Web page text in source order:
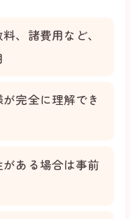
、諸費用など、
完全に理解でき
ある場合は事前